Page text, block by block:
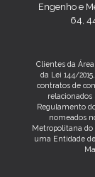
Engenho e
64,
Clientes da
da Lei 144/
contratos de
Regulamento
nomeados
Metropolitana do
uma Entidade